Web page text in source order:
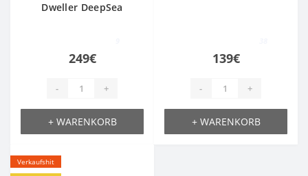
Dweller DeepSea
249€
- +
+ WARENKORB
139€
- +
+ WARENKORB
Verkaufshit